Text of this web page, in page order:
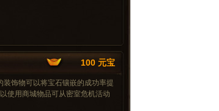
100 元宝
装饰物可以将宝石镶嵌的成功率提
使用商城物品可从密室危机活动